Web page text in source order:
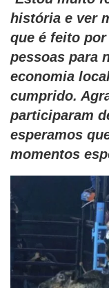
história e ver
que é feito
pessoas para
economia
cumprido.
participaram
esperamos
momentos